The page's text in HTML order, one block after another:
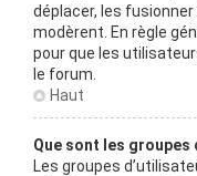
déplacer, les
modèrent. En règle
pour que les
le forum.
Haut
Que sont les groupes
Les groupes